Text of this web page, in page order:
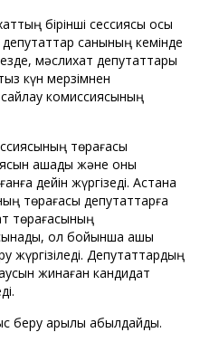
бірінші сессиясы осы
депутаттар санының кемінде
мәслихат депутаттары
күн мерзімнен
сайлау комиссиясының
төрағасы
ашады және оны
дейін жүргізеді. Астана
төрағасы депутаттарға
төрағасының
ол бойынша ашық
Депутаттардың
жинаған кандидат
беру арқылы қабылдайды.